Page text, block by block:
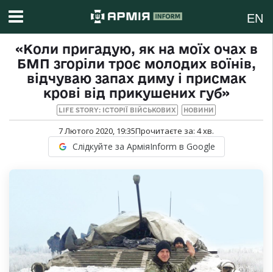
EN
«Коли пригадую, як на моїх очах в
БМП згоріли троє молодих воїнів,
відчуваю запах диму і присмак
крові від прикушених губ»
LIFE STORY: ІСТОРІЇ ВІЙСЬКОВИХ НОВИНИ
7 Лютого 2020, 19:35Прочитаєте за: 4хв.
Слідкуйте за АрміяInform в Google